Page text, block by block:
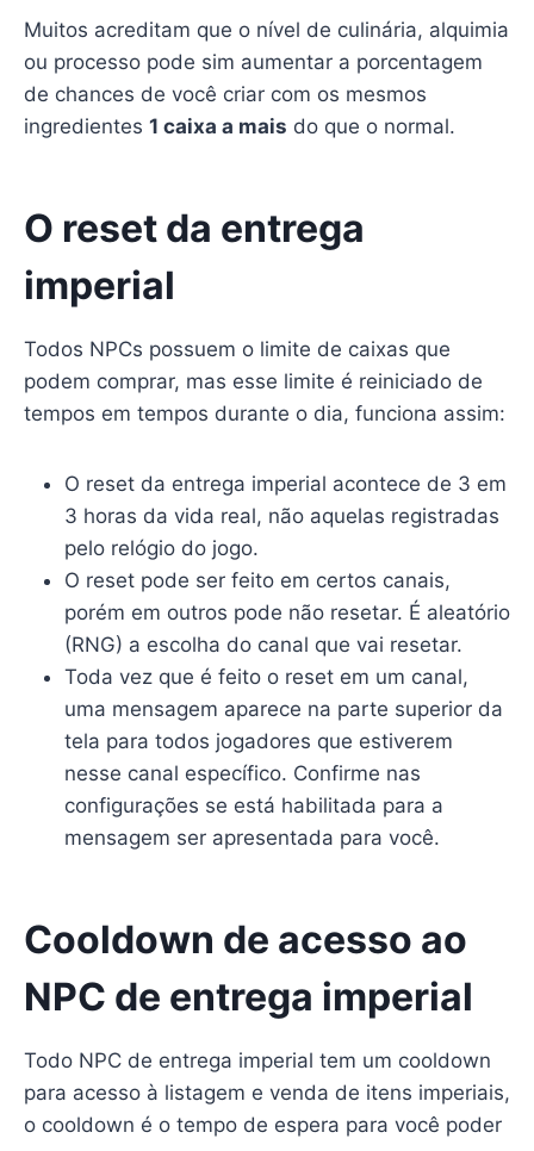
Muitos acreditam que o nível de culinária, alquimia
ou processo pode sim aumentar a porcentagem
de chances de você criar com os mesmos
ingredientes 1 caixa a mais do que o normal.
O reset da entrega
imperial
Todos NPCs possuem o limite de caixas que
podem comprar, mas esse limite é reiniciado de
tempos em tempos durante o dia, funciona assim:
O reset da entrega imperial acontece de 3 em
3 horas da vida real, não aquelas registradas
pelo relógio do jogo.
O reset pode ser feito em certos canais,
porém em outros pode não resetar. É aleatório
(RNG) a escolha do canal que vai resetar.
Toda vez que é feito o reset em um canal,
uma mensagem aparece na parte superior da
tela para todos jogadores que estiverem
nesse canal específico. Confirme nas
configurações se está habilitada para a
mensagem ser apresentada para você.
Cooldown de acesso ao
NPC de entrega imperial
Todo NPC de entrega imperial tem um cooldown
para acesso à listagem e venda de itens imperiais,
o cooldown é o tempo de espera para você poder